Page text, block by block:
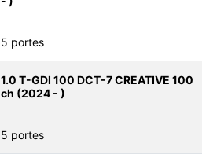
5 portes
1.0 T-GDI 100 DCT-7 CREATIVE 100
ch (2024 - )
5 portes